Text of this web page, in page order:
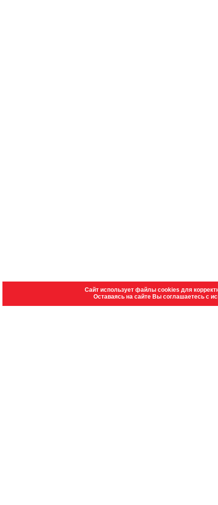
Сайт использует файлы cookies для
Оставаясь на сайте Вы соглашаетесь с